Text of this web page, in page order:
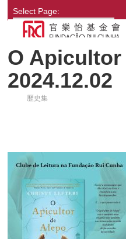
Select Page:
O Apicultor
2024.12.02
歷史集